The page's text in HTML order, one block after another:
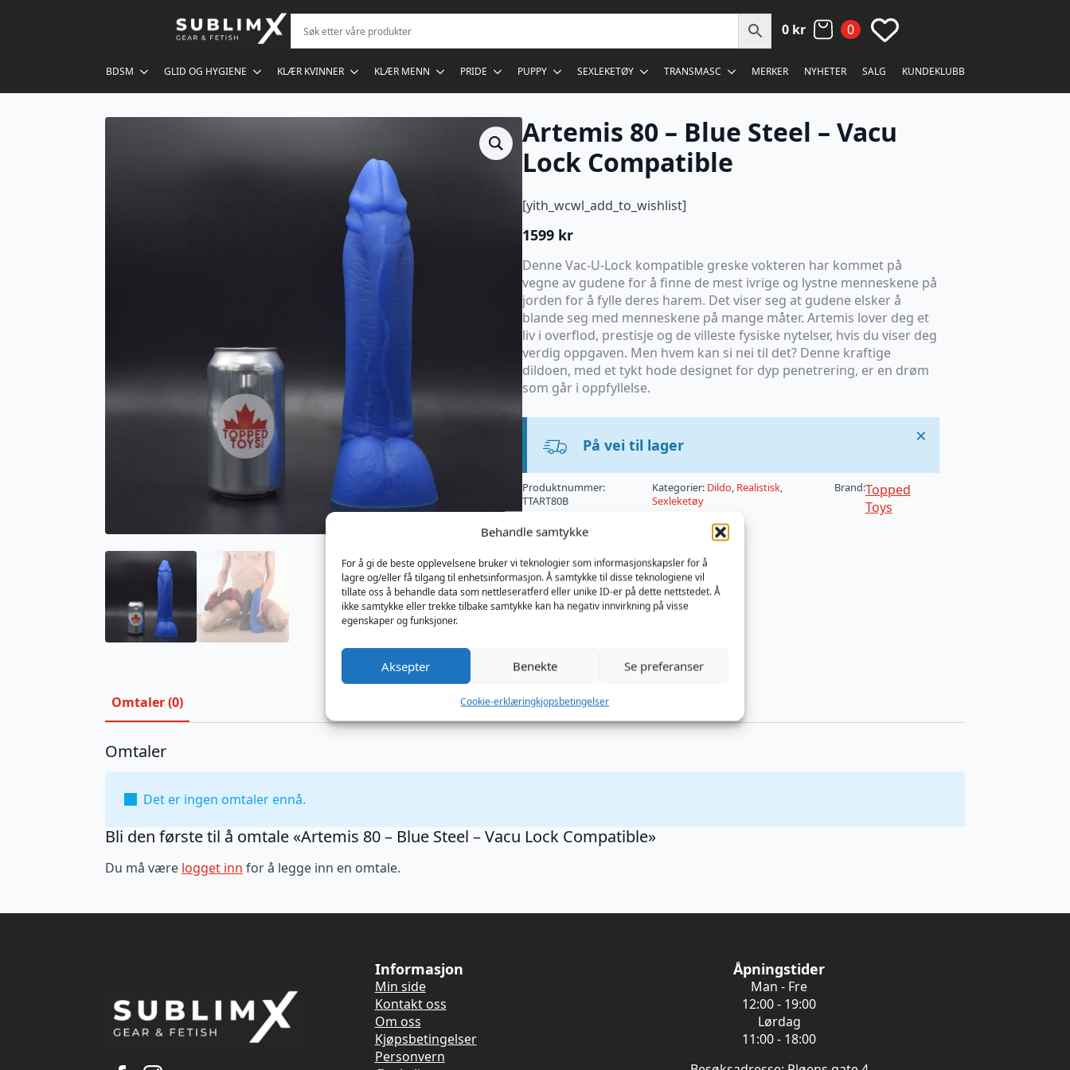
Behandle samtykke
For å gi de beste opplevelsene bruker vi teknologier som informasjonskapsler for å
lagre og/eller få tilgang til enhetsinformasjon. Å samtykke til disse teknologiene vil
tillate oss å behandle data som nettleseratferd eller unike ID-er på dette nettstedet. Å
ikke samtykke eller trekke tilbake samtykke kan ha negativ innvirkning på visse
egenskaper og funksjoner.
Aksepter Benekte Se preferanser
Cookie-erklæringkjopsbetingelser
0 kr 0
BDSM GLID OG HYGIENE KLÆR KVINNER KLÆR MENN PRIDE PUPPY SEXLEKETØY TRANSMASC MERKER NYHETER SALG KUNDEKLUBB
Artemis 80 – Blue Steel – Vacu
Lock Compatible
[yith_wcwl_add_to_wishlist]
1599 kr
Denne Vac-U-Lock kompatible greske vokteren har kommet på
vegne av gudene for å finne de mest ivrige og lystne menneskene på
jorden for å fylle deres harem. Det viser seg at gudene elsker å
blande seg med menneskene på mange måter. Artemis lover deg et
liv i overflod, prestisje og de villeste fysiske nytelser, hvis du viser deg
verdig oppgaven. Men hvem kan si nei til det? Denne kraftige
dildoen, med et tykt hode designet for dyp penetrering, er en drøm
som går i oppfyllelse.
På vei til lager ×
Produktnummer:
TTART80B
Kategorier: Dildo, Realistisk,
Sexleketøy
Brand:Topped
Toys
Omtaler (0)
Omtaler
Det er ingen omtaler ennå.
Bli den første til å omtale «Artemis 80 – Blue Steel – Vacu Lock Compatible»
Du må være logget inn for å legge inn en omtale.
Informasjon
Min side
Kontakt oss
Om oss
Kjøpsbetingelser
Personvern
Åpningstider
Man - Fre
12:00 - 19:00
Lørdag
11:00 - 18:00